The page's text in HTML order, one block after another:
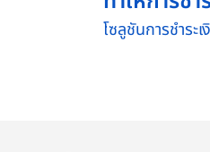
โซลูชันการชำร